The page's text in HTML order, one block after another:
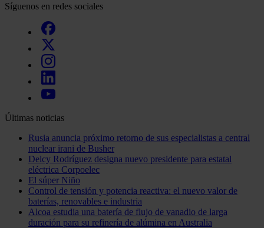
Síguenos en redes sociales
Últimas noticias
Rusia anuncia próximo retorno de sus especialistas a central
nuclear irani de Busher
Delcy Rodríguez designa nuevo presidente para estatal
eléctrica Corpoelec
El súper Niño
Control de tensión y potencia reactiva: el nuevo valor de
baterías, renovables e industria
Alcoa estudia una batería de flujo de vanadio de larga
duración para su refinería de alúmina en Australia